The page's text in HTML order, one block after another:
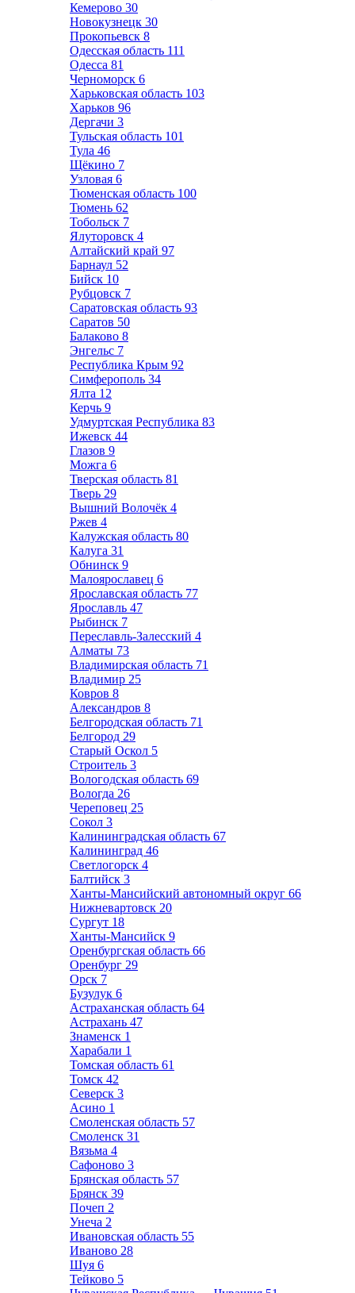
Кемерово 30
Новокузнецк 30
Прокопьевск 8
Одесская область 111
Одесса 81
Черноморск 6
Харьковская область 103
Харьков 96
Дергачи 3
Тульская область 101
Тула 46
Щёкино 7
Узловая 6
Тюменская область 100
Тюмень 62
Тобольск 7
Ялуторовск 4
Алтайский край 97
Барнаул 52
Бийск 10
Рубцовск 7
Саратовская область 93
Саратов 50
Балаково 8
Энгельс 7
Республика Крым 92
Симферополь 34
Ялта 12
Керчь 9
Удмуртская Республика 83
Ижевск 44
Глазов 9
Можга 6
Тверская область 81
Тверь 29
Вышний Волочёк 4
Ржев 4
Калужская область 80
Калуга 31
Обнинск 9
Малоярославец 6
Ярославская область 77
Ярославль 47
Рыбинск 7
Переславль-Залесский 4
Алматы 73
Владимирская область 71
Владимир 25
Ковров 8
Александров 8
Белгородская область 71
Белгород 29
Старый Оскол 5
Строитель 3
Вологодская область 69
Вологда 26
Череповец 25
Сокол 3
Калининградская область 67
Калининград 46
Светлогорск 4
Балтийск 3
Ханты-Мансийский автономный округ 66
Нижневартовск 20
Сургут 18
Ханты-Мансийск 9
Оренбургская область 66
Оренбург 29
Орск 7
Бузулук 6
Астраханская область 64
Астрахань 47
Знаменск 1
Харабали 1
Томская область 61
Томск 42
Северск 3
Асино 1
Смоленская область 57
Смоленск 31
Вязьма 4
Сафоново 3
Брянская область 57
Брянск 39
Почеп 2
Унеча 2
Ивановская область 55
Иваново 28
Шуя 6
Тейково 5